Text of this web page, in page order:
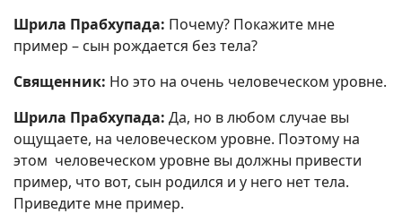
Шрила Прабхупада: Почему? Покажите мне
пример – сын рождается без тела?
Священник: Но это на очень человеческом уровне.
Шрила Прабхупада: Да, но в любом случае вы
ощущаете, на человеческом уровне. Поэтому на
этом человеческом уровне вы должны привести
пример, что вот, сын родился и у него нет тела.
Приведите мне пример.